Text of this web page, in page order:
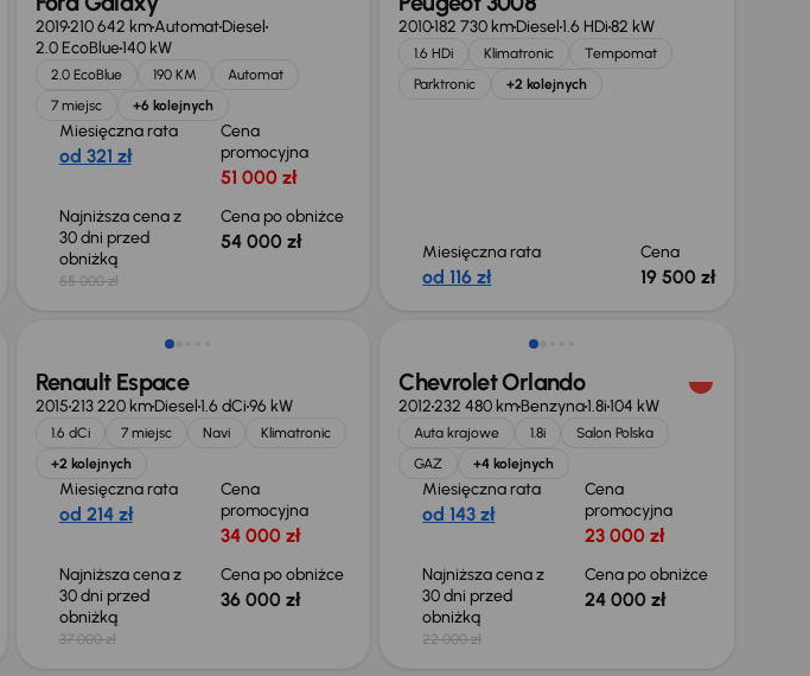
2019210 642 kmAutomatDiesel
2.0 EcoBlue140 kW
2.0 EcoBlue 190 KM
Automat
7 miejsc
+6 kolejnych
Miesięczna rata
od 321 zł
Cena
promocyjna
51 000 zł
Najniższa cena z
30 dni przed
obniżką
55 000 zł
Cena po obniżce
54 000 zł
2010182 730 kmDiesel1.6 HDi82 kW
1.6 HDi Klimatronic
Tempomat
Parktronic
+2 kolejnych
Miesięczna rata
od 116 zł
Cena
19 500 zł
Taniej o 1 000 zł
Renault Espace
2015213 220 kmDiesel1.6 dCi96 kW
1.6 dCi 7 miejsc Navi
Klimatronic
+2 kolejnych
Miesięczna rata
od 214 zł
Cena
promocyjna
34 000 zł
Najniższa cena z
30 dni przed
obniżką
37 000 zł
Cena po obniżce
36 000 zł
Chevrolet Orlando
2012232 480 kmBenzyna1.8i104 kW
Auta krajowe 1.8i
Salon Polska
GAZ
+4 kolejnych
Miesięczna rata
od 143 zł
Cena
promocyjna
23 000 zł
Najniższa cena z
30 dni przed
obniżką
22 000 zł
Cena po obniżce
24 000 zł
Możliwość odliczenia VAT